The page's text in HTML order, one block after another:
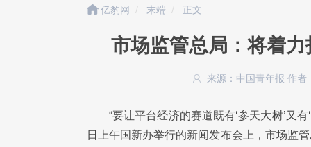
亿豹网 末端 正文
市场监管总局：将着
来源：中国青年报 作者
“要让平台经济的赛道既有‘参天大树’又
日上午国新办举行的新闻发布会上，市场监